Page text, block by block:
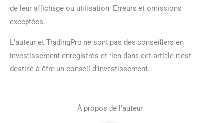
de leur affichage ou utilisation. Erreurs et omissions
exceptées.
L’auteur et TradingPro ne sont pas des conseillers en
investissement enregistrés et rien dans cet article n’est
destiné à être un conseil d’investissement.
À propos de l'auteur